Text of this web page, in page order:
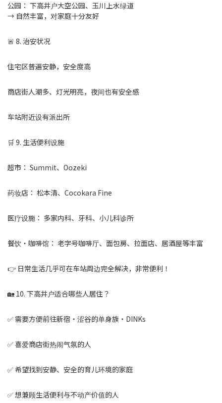
公园： 下高井户大空公园、玉川上水绿道
→ 自然丰富，对家庭十分友好
🚨 8. 治安状况
住宅区普遍安静，安全度高
商店街人潮多、灯光明亮，夜间也有安全感
车站附近设有派出所
🛒 9. 生活便利设施
超市： Summit、Oozeki
药妆店： 松本清、Cocokara Fine
医疗设施： 多家内科、牙科、小儿科诊所
餐饮・咖啡馆： 老字号咖啡厅、面包房、拉面店、居酒屋等丰富
👉 日常生活几乎可在车站周边完全解决，非常便利！
🏡 10. 下高井户适合哪些人居住？
✅ 需要方便前往新宿・涩谷的单身族・DINKs
✅ 喜爱商店街热闹气氛的人
✅ 希望找到安静、安全的育儿环境的家庭
✅ 想兼顾生活便利与不动产价值的人